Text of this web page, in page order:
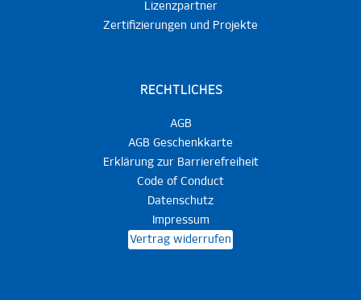
Lizenzpartner
Zertifizierungen und Projekte
RECHTLICHES
AGB
AGB Geschenkkarte
Erklärung zur Barrierefreiheit
Code of Conduct
Datenschutz
Impressum
Vertrag widerrufen